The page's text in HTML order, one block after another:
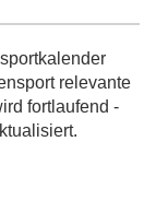
relevante
fortlaufend -